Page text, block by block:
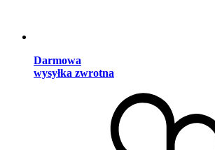
Darmowa
wysyłka zwrotna